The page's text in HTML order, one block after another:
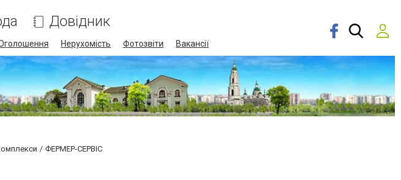
Довідник
Нерухомість Фотозвіти Вакансії
ФЕРМЕР-СЕРВІС